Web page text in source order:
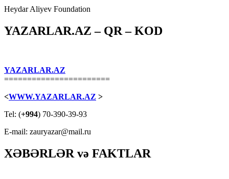
Heydar Aliyev Foundation
YAZARLAR.AZ – QR – KOD
YAZARLAR.AZ
=======================
<WWW.YAZARLAR.AZ >
Tel: (+994) 70-390-39-93
E-mail: zauryazar@mail.ru
XƏBƏRLƏR və FAKTLAR